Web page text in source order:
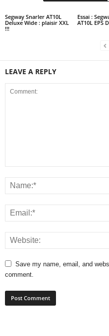
Segway Snarler AT10L
Deluxe Wide : plaisir XXL
!!!
Essai :
AT10L EPS
LEAVE A REPLY
Save my name, email, and
comment.